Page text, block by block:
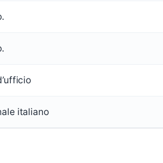
italiano